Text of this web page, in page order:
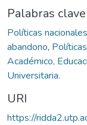
Palabras clave
Políticas
abandono,
Académico,
Universitaria.
URI
https://